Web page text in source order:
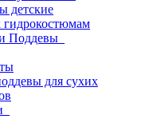
детские
гидрокостюмам
Поддевы
для сухих